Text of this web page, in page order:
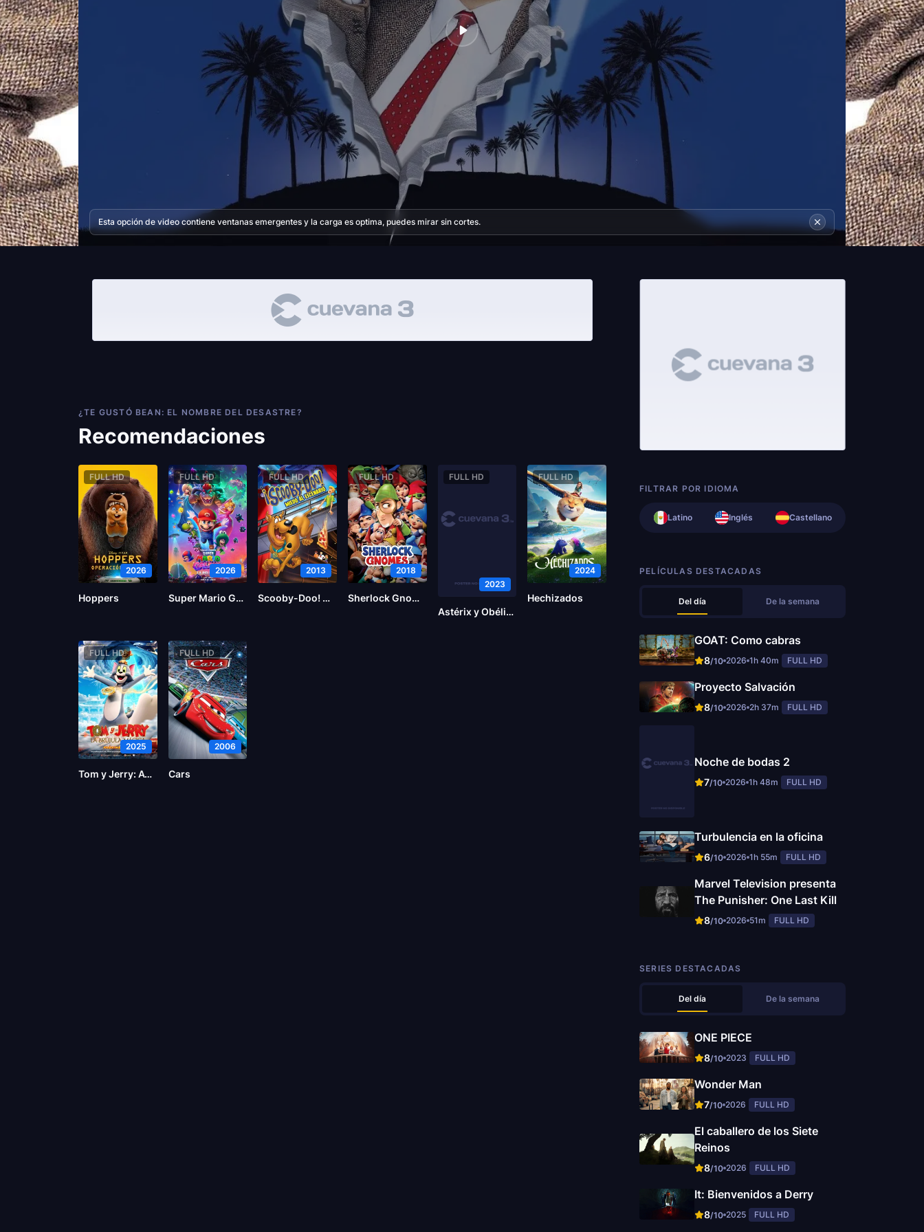
Esta opción de video contiene ventanas emergentes y la carga es optima, puedes mirar sin cortes.
¿TE GUSTÓ BEAN: EL NOMBRE DEL DESASTRE?
Recomendaciones
FULL HD
2026
Hoppers
FULL HD
2026
Super Mario Galaxy la película
FULL HD
2013
Scooby-Doo! Miedo al escenario
FULL HD
2018
Sherlock Gnomes
FULL HD
2023
Astérix y Obélix: El reino medio
FULL HD
2024
Hechizados
FULL HD
2025
Tom y Jerry: Aventura en el tiempo
FULL HD
2006
Cars
FILTRAR POR IDIOMA
Latino Inglés Castellano
PELÍCULAS DESTACADAS
Del día De la semana
GOAT: Como cabras
8/10 2026 1h 40m FULL HD
Proyecto Salvación
8/10 2026 2h 37m FULL HD
Noche de bodas 2
7/10 2026 1h 48m FULL HD
Turbulencia en la oficina
6/10 2026 1h 55m FULL HD
Marvel Television presenta
The Punisher: One Last Kill
8/10 2026 51m FULL HD
SERIES DESTACADAS
Del día De la semana
ONE PIECE
8/10 2023 FULL HD
Wonder Man
7/10 2026 FULL HD
El caballero de los Siete
Reinos
8/10 2026 FULL HD
It: Bienvenidos a Derry
8/10 2025 FULL HD